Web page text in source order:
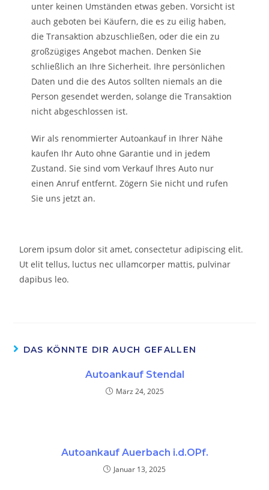
unter keinen Umständen etwas geben. Vorsicht ist
auch geboten bei Käufern, die es zu eilig haben,
die Transaktion abzuschließen, oder die ein zu
großzügiges Angebot machen. Denken Sie
schließlich an Ihre Sicherheit. Ihre persönlichen
Daten und die des Autos sollten niemals an die
Person gesendet werden, solange die Transaktion
nicht abgeschlossen ist.
Wir als renommierter Autoankauf in Ihrer Nähe
kaufen Ihr Auto ohne Garantie und in jedem
Zustand. Sie sind vom Verkauf Ihres Auto nur
einen Anruf entfernt. Zögern Sie nicht und rufen
Sie uns jetzt an.
Lorem ipsum dolor sit amet, consectetur adipiscing elit.
Ut elit tellus, luctus nec ullamcorper mattis, pulvinar
dapibus leo.
DAS KÖNNTE DIR AUCH GEFALLEN
Autoankauf Stendal
März 24, 2025
Autoankauf Auerbach i.d.OPf.
Januar 13, 2025